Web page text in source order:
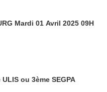
Mardi 01 Avril 2025 09H
ou 3ème SEGPA